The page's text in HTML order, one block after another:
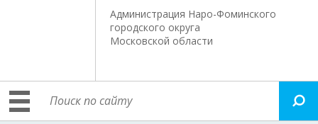
Администрация Наро-Фоминского
городского округа
Московской области